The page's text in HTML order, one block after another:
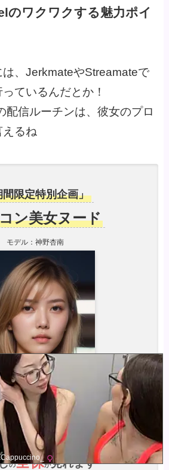
のワクワクする魅力ポイ
、JerkmateやStreamateで
ているんだとか！
配信ルーチンは、彼女のプロ
るね
間限定特別企画」
ン美女ヌード
モデル：神野杏南
最後まで見てくれたら
の全裸が見れます